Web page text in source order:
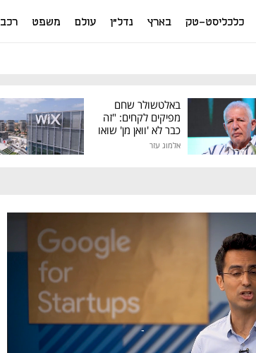
כלכליסט-טק בארץ נדל"ן עולם משפט רכב
באלטשולר שחם
מפיקים לקחים: "זה
כבר לא 'וואן מן' שואו
של גילעד"
אלמוג עזר